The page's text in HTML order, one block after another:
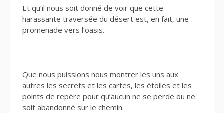
Et qu’il nous soit donné de voir que cette
harassante traversée du désert est, en fait, une
promenade vers l’oasis.
Que nous puissions nous montrer les uns aux
autres les secrets et les cartes, les étoiles et les
points de repère pour qu’aucun ne se perde ou ne
soit abandonné sur le chemin.